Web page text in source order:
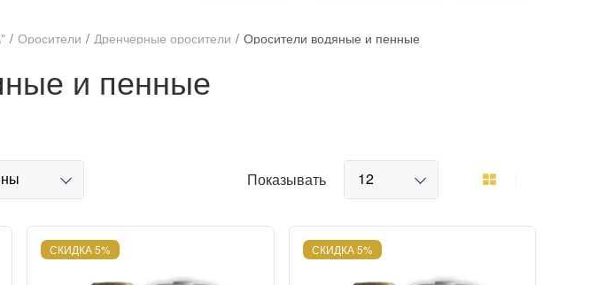
/ Оросители / Дренчерные оросители / Оросители водяные и пенные
и пенные
Показывать 12
СКИДКА 5% СКИДКА 5%